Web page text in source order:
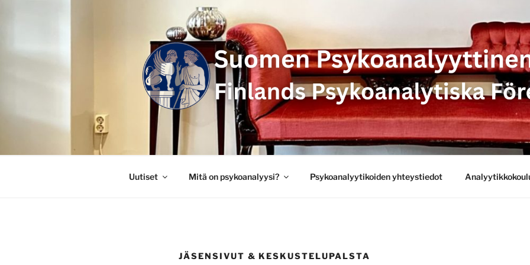
SUOMEN
FINLANDS PSYKOANALYTISKA
Uutiset Mitä on psykoanalyysi? Psykoanalyytikoiden yhteystiedot
JÄSENSIVUT & KESKUSTELUPALSTA